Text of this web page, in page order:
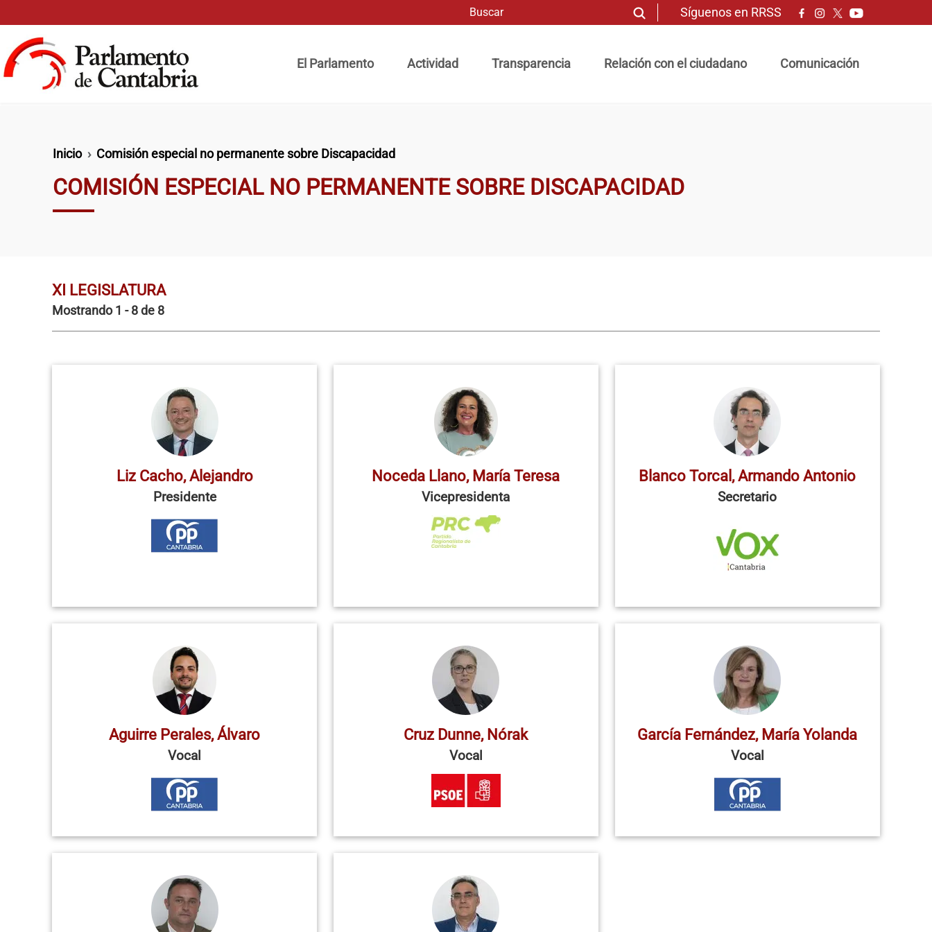
Síguenos en RRSS
El Parlamento
Actividad Transparencia Relación con el ciudadano Comunicación
Ruta de navegación
Inicio Comisión especial no permanente sobre Discapacidad
COMISIÓN ESPECIAL NO PERMANENTE SOBRE DISCAPACIDAD
XI LEGISLATURA
Mostrando 1 - 8 de 8
Liz Cacho, Alejandro
Presidente
Noceda Llano, María Teresa
Vicepresidenta
Blanco Torcal, Armando Antonio
Secretario
Aguirre Perales, Álvaro
Vocal
Cruz Dunne, Nórak
Vocal
García Fernández, María Yolanda
Vocal